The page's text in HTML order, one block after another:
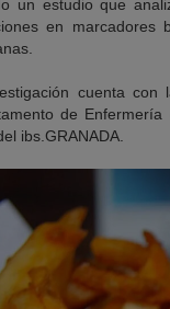
un estudio que
en marcadores
cuenta con
de
ibs.GRANADA.